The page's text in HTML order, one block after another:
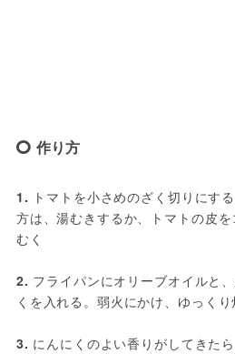
作り方
1. トマトを小さめのざく切りにす
方は、湯むきするか、トマトの皮
むく
2. フライパンにオリーブオイルと
くを入れる。弱火にかけ、ゆっくり
3. にんにくのよい香りがしてきた